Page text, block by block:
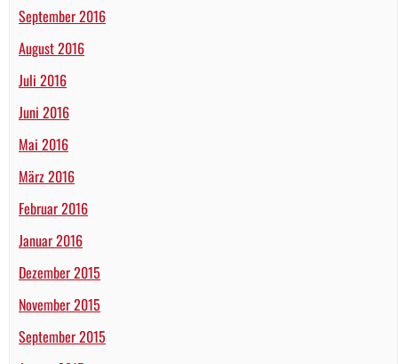
September 2016
August 2016
Juli 2016
Juni 2016
Mai 2016
März 2016
Februar 2016
Januar 2016
Dezember 2015
November 2015
September 2015